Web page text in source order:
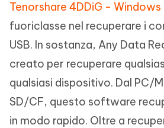
Tenorshare 4DDiG - Windows
fuoriclasse nel recuperare i
USB. In sostanza, Any Data
creato per recuperare
qualsiasi dispositivo. Dal PC/
SD/CF, questo software
in modo rapido. Oltre a